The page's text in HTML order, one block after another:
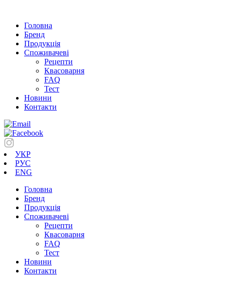
Головна
Бренд
Продукція
Cпоживачеві
Рецепти
Квасоварня
FAQ
Тест
Новини
Контакти
УКР
РУС
ENG
Головна
Бренд
Продукція
Cпоживачеві
Рецепти
Квасоварня
FAQ
Тест
Новини
Контакти